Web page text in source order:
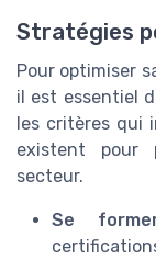
Stratégies
Pour optimiser
il est essentiel
les critères qui
existent pour
secteur.
Se